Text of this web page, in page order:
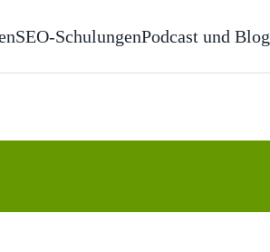
SEO-SchulungenPodcast und Blog